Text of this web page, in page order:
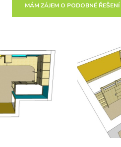
MÁM ZÁJEM O PODOBNÉ ŘEŠENÍ